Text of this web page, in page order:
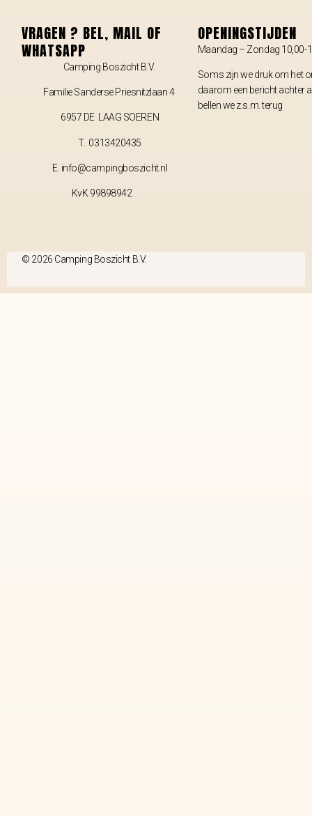
VRAGEN ? BEL, MAIL OF
WHATSAPP
Camping Boszicht B.V.
Familie Sanderse Priesnitzlaan 4
6957 DE LAAG SOEREN
T. 0313420435
E. info@campingboszicht.nl
KvK 99898942
OPENINGSTIJDEN
Maandag – Zondag 10,00-
Soms zijn we druk om het
daarom een bericht achter
bellen we z.s.m. terug
© 2026 Camping Boszicht B.V.